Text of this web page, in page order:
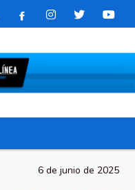
6 de junio de 2025